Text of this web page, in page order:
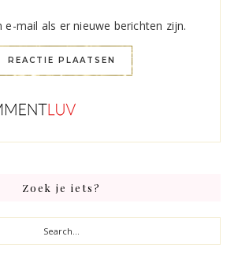
e-mail als er nieuwe berichten zijn.
Zoek je iets?